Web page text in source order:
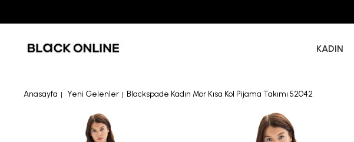
KADIN
Anasayfa Yeni Gelenler Blackspade Kadın Mor Kısa Kol Pijama Takımı 52042